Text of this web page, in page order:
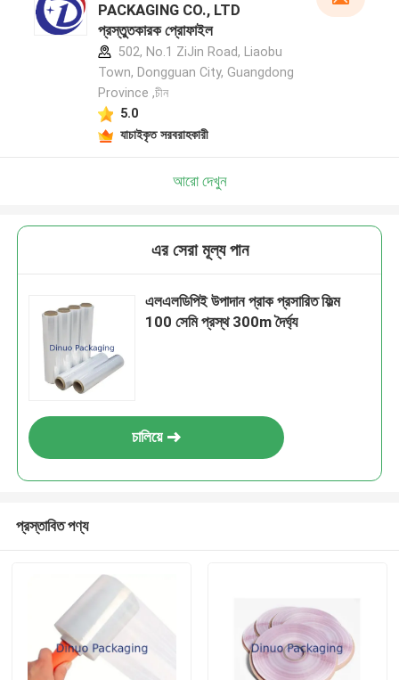
PACKAGING CO., LTD
প্রস্তুতকারক প্রোফাইল
502, No.1 ZiJin Road, Liaobu
Town, Dongguan City, Guangdong
Province ,চীন
5.0
যাচাইকৃত সরবরাহকারী
আরো দেখুন
এর সেরা মূল্য পান
এলএলডিপিই উপাদান প্রাক প্রসারিত ফিল্ম
100 সেমি প্রস্থ 300m দৈর্ঘ্য
চালিয়ে
প্রস্তাবিত পণ্য